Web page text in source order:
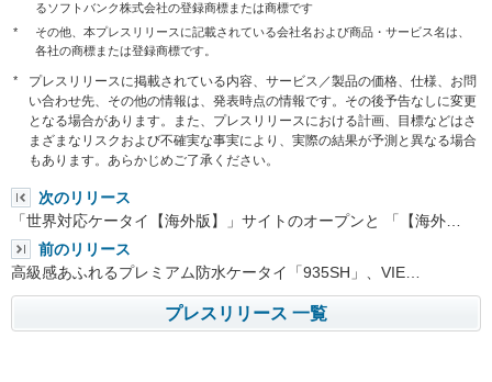
るソフトバンク株式会社の登録商標または商標です
*
その他、本プレスリリースに記載されている会社名および商品・サービス名は、
各社の商標または登録商標です。
*
プレスリリースに掲載されている内容、サービス／製品の価格、仕様、お問
い合わせ先、その他の情報は、発表時点の情報です。その後予告なしに変更
となる場合があります。また、プレスリリースにおける計画、目標などはさ
まざまなリスクおよび不確実な事実により、実際の結果が予測と異なる場合
もあります。あらかじめご了承ください。
次のリリース
「世界対応ケータイ【海外版】」サイトのオープンと 「【海外…
前のリリース
高級感あふれるプレミアム防水ケータイ「935SH」、VIE…
プレスリリース 一覧